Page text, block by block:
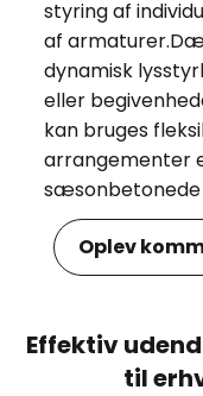
styring af
af
dynamisk
eller
kan bruges
arrangementer
sæsonbetonede
Oplev
Effektiv
til